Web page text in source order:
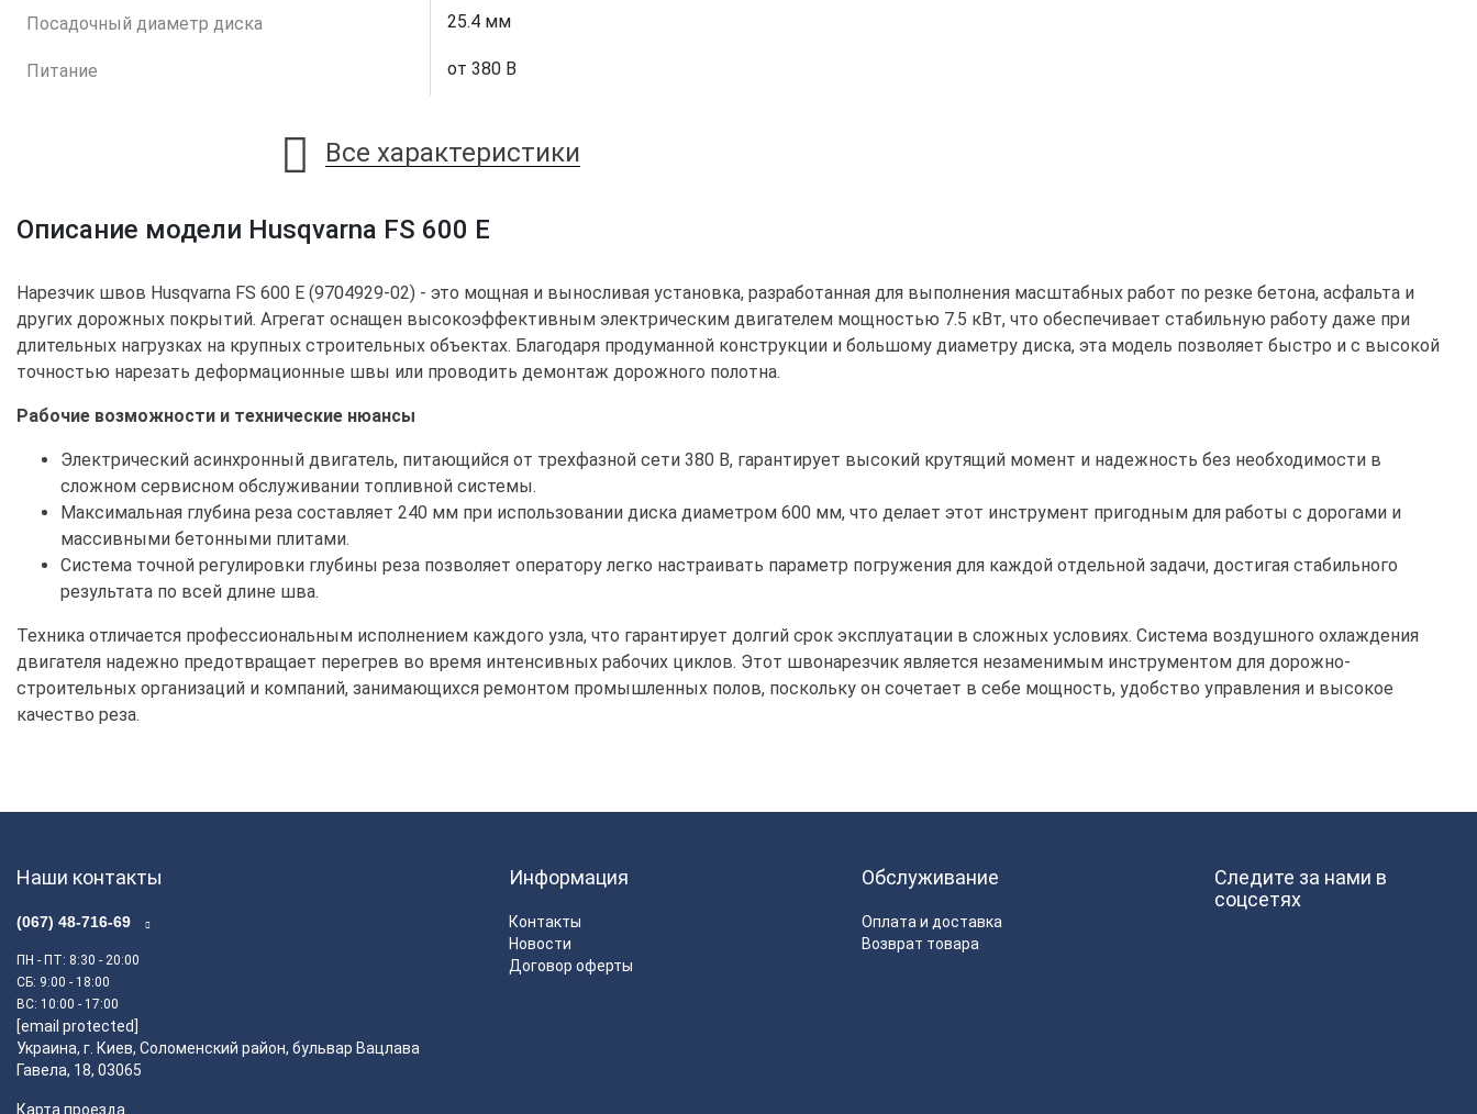
Посадочный диаметр диска 25.4 мм
Питание от 380 В
Все характеристики
Описание модели Husqvarna FS 600 E
Нарезчик швов Husqvarna FS 600 E (9704929-02) - это мощная и выносливая установка, разработанная для выполнения масштабных работ по резке бетона, асфальта и
других дорожных покрытий. Агрегат оснащен высокоэффективным электрическим двигателем мощностью 7.5 кВт, что обеспечивает стабильную работу даже при
длительных нагрузках на крупных строительных объектах. Благодаря продуманной конструкции и большому диаметру диска, эта модель позволяет быстро и с высокой
точностью нарезать деформационные швы или проводить демонтаж дорожного полотна.
Рабочие возможности и технические нюансы
Электрический асинхронный двигатель, питающийся от трехфазной сети 380 В, гарантирует высокий крутящий момент и надежность без необходимости в
сложном сервисном обслуживании топливной системы.
Максимальная глубина реза составляет 240 мм при использовании диска диаметром 600 мм, что делает этот инструмент пригодным для работы с дорогами и
массивными бетонными плитами.
Система точной регулировки глубины реза позволяет оператору легко настраивать параметр погружения для каждой отдельной задачи, достигая стабильного
результата по всей длине шва.
Техника отличается профессиональным исполнением каждого узла, что гарантирует долгий срок эксплуатации в сложных условиях. Система воздушного охлаждения
двигателя надежно предотвращает перегрев во время интенсивных рабочих циклов. Этот швонарезчик является незаменимым инструментом для дорожно-
строительных организаций и компаний, занимающихся ремонтом промышленных полов, поскольку он сочетает в себе мощность, удобство управления и высокое
качество реза.
Наши контакты
(067) 48-716-69
ПН - ПТ: 8:30 - 20:00
СБ: 9:00 - 18:00
ВС: 10:00 - 17:00
[email protected]
Украина, г. Киев, Соломенский район, бульвар Вацлава
Гавела, 18, 03065
Карта проезда
Информация
Контакты
Новости
Договор оферты
Обслуживание
Оплата и доставка
Возврат товара
Следите за нами в
соцсетях